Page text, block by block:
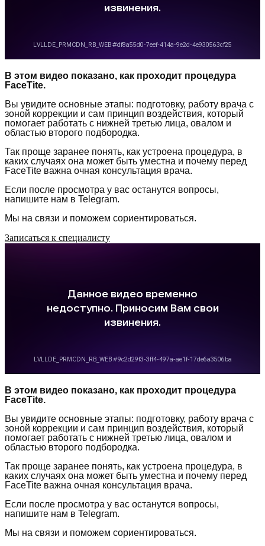
В этом видео показано, как проходит процедура
FaceTite.
Вы увидите основные этапы: подготовку, работу врача с
зоной коррекции и сам принцип воздействия, который
помогает работать с нижней третью лица, овалом и
областью второго подбородка.
Так проще заранее понять, как устроена процедура, в
каких случаях она может быть уместна и почему перед
FaceTite важна очная консультация врача.
Если после просмотра у вас останутся вопросы,
напишите нам в Telegram.
Мы на связи и поможем сориентироваться.
Записаться к специалисту
В этом видео показано, как проходит процедура
FaceTite.
Вы увидите основные этапы: подготовку, работу врача с
зоной коррекции и сам принцип воздействия, который
помогает работать с нижней третью лица, овалом и
областью второго подбородка.
Так проще заранее понять, как устроена процедура, в
каких случаях она может быть уместна и почему перед
FaceTite важна очная консультация врача.
Если после просмотра у вас останутся вопросы,
напишите нам в Telegram.
Мы на связи и поможем сориентироваться.